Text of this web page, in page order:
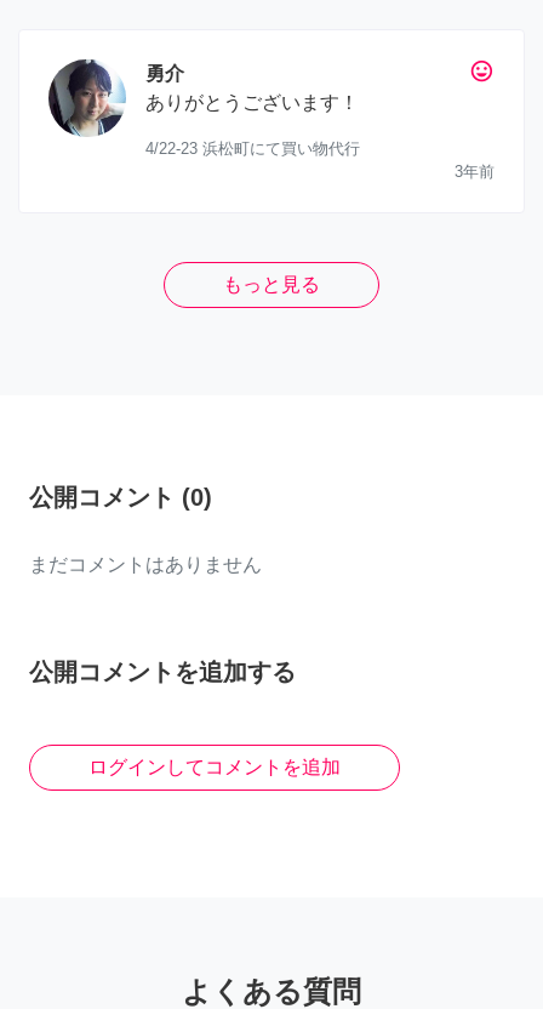
tag_faces
勇介
ありがとうございます！
4/22-23 浜松町にて買い物代行
3年前
もっと見る
公開コメント (0)
まだコメントはありません
公開コメントを追加する
ログインしてコメントを追加
よくある質問